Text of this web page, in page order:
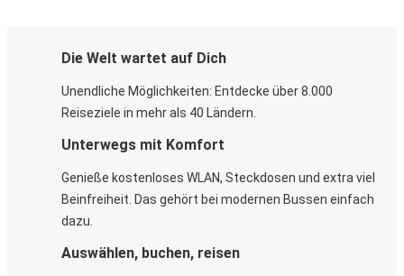
Die Welt wartet auf Dich
Unendliche Möglichkeiten: Entdecke über 8.000
Reiseziele in mehr als 40 Ländern.
Unterwegs mit Komfort
Genieße kostenloses WLAN, Steckdosen und extra viel
Beinfreiheit. Das gehört bei modernen Bussen einfach
dazu.
Auswählen, buchen, reisen